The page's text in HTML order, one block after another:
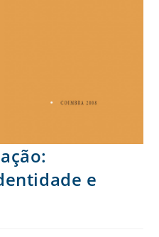
e